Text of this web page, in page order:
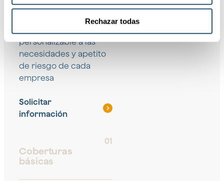
Rechazar todas
Protección ante daños
personalizable a las
necesidades y apetito
de riesgo de cada
empresa
Solicitar
información
01
Coberturas
básicas